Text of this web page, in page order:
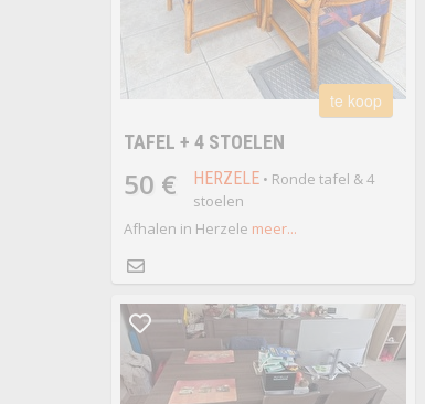
te koop
TAFEL + 4 STOELEN
50 € HERZELE • Ronde tafel & 4
stoelen
Afhalen in Herzele meer...